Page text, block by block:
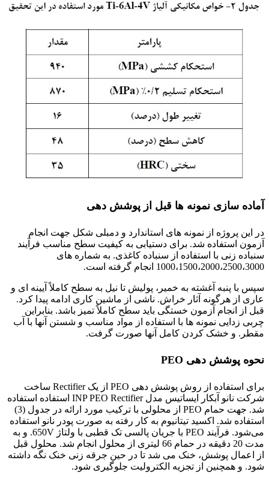
آماده سازی نمونه ها قبل از پوشش دهی
در این پروژه از نمونه های استاندارد و دمبلی شکل جهت انجام
آزمون استفاده شد. برای دستیابی به کیفیت سطح مناسب فرآیند
سنباده زنی با استفاده از سنباده کاغذی. به شماره های
1000،1500،2000،2500،3000 انجام گرفته است.
سپس با پنبه آغشته به خمیر، پولیش تا نیل به سطح کاملاً آیینه ای و
عاری از هرگونه آثار خراش. ناشی از ماشین کاری ادامه پیدا کرد.
قبل از انجام آزمون خستگی باید سطح کاملاً تمیز باشد. بنابراین
چربی زدایی نمونه ها با استفاده از مواد مناسب و شستن آنها با آب
مقطر. و خشک کردن کامل آنها صورت گرفت.
نحوه پوشش دهی PEO
برای استفاده از روش پوشش دهی PEO از یک Rectifier ساخت
شرکت نانو آبکار ایساتیس مدل INP PEO Rectifier استفاده استفاده
شد. جهت حمام PEO از محلولی با ترکیب مورد ارائه در جدول (3)
استفاده شد. اکسید تیتانیوم به کار رفته به صورت پودر نانو استفاده
می‌شود. فرآیند PEO با جریان پالسی تک قطبی با ولتاژ 650V. و به
مدت 20 دقیقه در حمام 66 لیتری از محلول انجام شد. محلول قبل
از اعمال پوشش، خنک می شد تا در حین جرقه زنی خنک نگه داشته
شود. و همچنین از تجزیه الکترولیت جلوگیری شود.